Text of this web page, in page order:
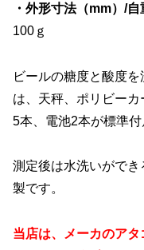
・外形寸法（mm）/自
100ｇ
ビールの糖度と酸度
は、 天秤、ポリビーカ
5本、電池2本が標準付
測定後は水洗いがで
製です。
当店は、メーカのア